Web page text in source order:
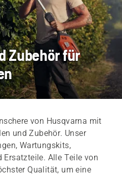
Zubehör für
von Husqvarna mit
und Zubehör. Unser
Wartungskits,
Alle Teile von
Qualität, um eine